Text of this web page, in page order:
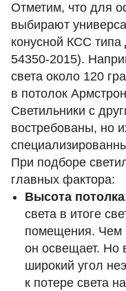
Отметим, что для
выбирают
конусной КСС
54350-2015).
света около 120
в потолок
Светильники с
востребованы, но
При подборе
главных фактора:
Высота потолка
света в итоге
помещения.
он освещает. Но
широкий угол
к потере света